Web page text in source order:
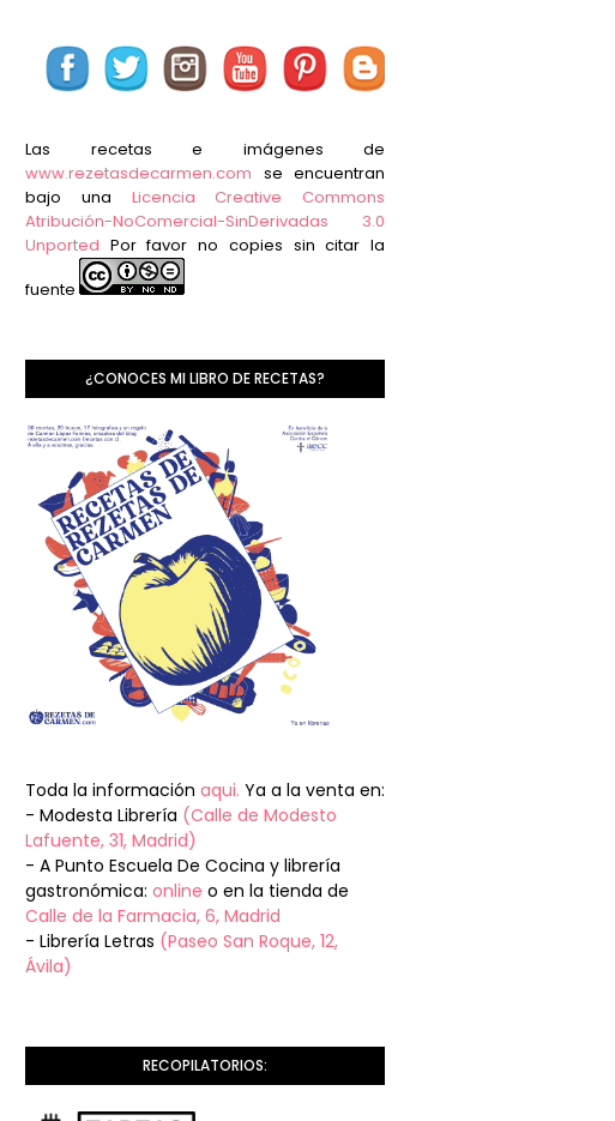
Las recetas e imágenes de
www.rezetasdecarmen.com se encuentran
bajo una Licencia Creative Commons
Atribución-NoComercial-SinDerivadas 3.0
Unported Por favor no copies sin citar la
fuente
¿CONOCES MI LIBRO DE RECETAS?
Toda la información aqui. Ya a la venta en:
- Modesta Librería (Calle de Modesto
Lafuente, 31, Madrid)
- A Punto Escuela De Cocina y librería
gastronómica: online o en la tienda de
Calle de la Farmacia, 6, Madrid
- Librería Letras (Paseo San Roque, 12,
Ávila)
RECOPILATORIOS: